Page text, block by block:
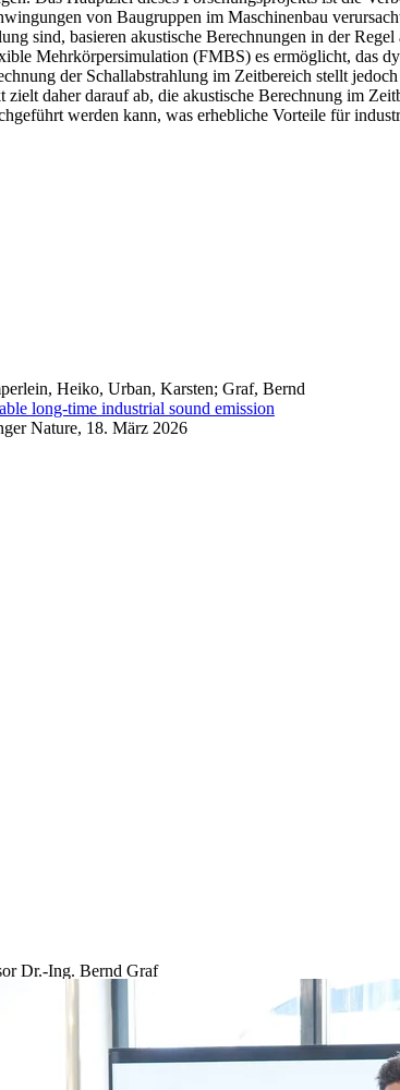
von Baugruppen im Maschinenbau
sind, basieren akustische Berechnungen in der
Mehrkörpersimulation (FMBS) es ermöglicht, das
der Schallabstrahlung im Zeitbereich stellt
daher darauf ab, die akustische Berechnung im
werden kann, was erhebliche Vorteile für
Heiko, Urban, Karsten; Graf​, Bernd
long-time industrial sound emission
Nature, 18. März 2026​
Dr.-Ing. Bernd Graf
Maschinenbau und Fahrzeugtechnik
731 96537-423